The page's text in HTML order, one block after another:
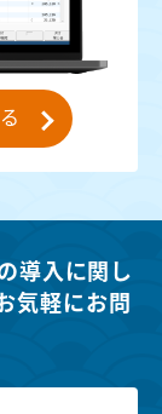
導入に関し
気軽にお問